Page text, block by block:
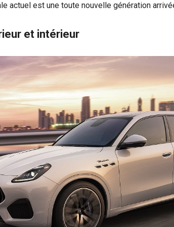
actuel est une toute nouvelle génération
et intérieur